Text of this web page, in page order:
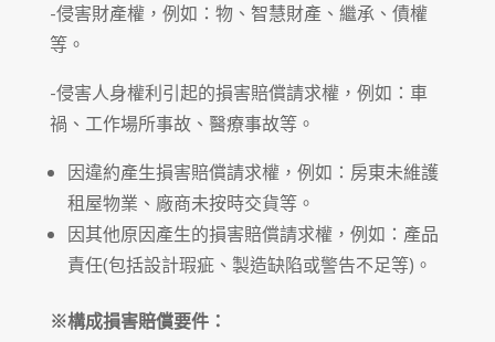
-侵害財產權，例如：物、智慧財產、繼承、債權
等。
-侵害人身權利引起的損害賠償請求權，例如：車
禍、工作場所事故、醫療事故等。
因違約產生損害賠償請求權，例如：房東未維護
租屋物業、廠商未按時交貨等。
因其他原因產生的損害賠償請求權，例如：產品
責任(包括設計瑕疵、製造缺陷或警告不足等)。
※構成損害賠償要件：